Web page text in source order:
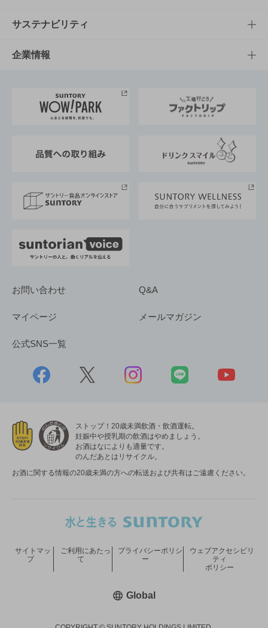
商品発売情報
栄養成分一覧
キャンペーン
工場見学
地域情報
文化・スポーツTOP
サントリーホール
サントリーサンバーズ大阪
サステナビリティ
サステナビリティTOP
サントリーが考えるサステナビリティ経営
企業情報
企業概要
採用情報
お問い合わせ Q&A
マイページ メールマガジン
公式SNS一覧
ストップ！20歳未満飲酒・飲酒運転。
妊娠中や授乳期の飲酒はやめましょう。
お酒はなによりも適量です。
のんだあとはリサイクル。
お酒に関する情報の20歳未満の方への転送および共有はご遠慮ください。
サイトマッ
プ
ご利用にあたっ
て
プライバシーポリシ
ー
ウェブアクセシビリ
ティ
ポリシー
Global新しいウィンドウで開く